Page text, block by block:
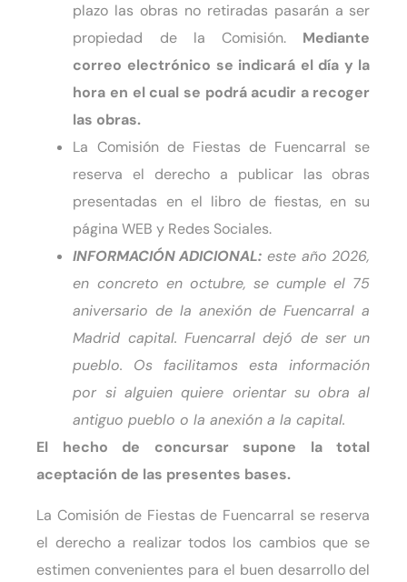
plazo las obras no retiradas pasarán a ser
propiedad de la Comisión. Mediante
correo electrónico se indicará el día y la
hora en el cual se podrá acudir a recoger
las obras.
La Comisión de Fiestas de Fuencarral se
reserva el derecho a publicar las obras
presentadas en el libro de fiestas, en su
página WEB y Redes Sociales.
INFORMACIÓN ADICIONAL: este año 2026,
en concreto en octubre, se cumple el 75
aniversario de la anexión de Fuencarral a
Madrid capital. Fuencarral dejó de ser un
pueblo. Os facilitamos esta información
por si alguien quiere orientar su obra al
antiguo pueblo o la anexión a la capital.
El hecho de concursar supone la total
aceptación de las presentes bases.
La Comisión de Fiestas de Fuencarral se reserva
el derecho a realizar todos los cambios que se
estimen convenientes para el buen desarrollo del